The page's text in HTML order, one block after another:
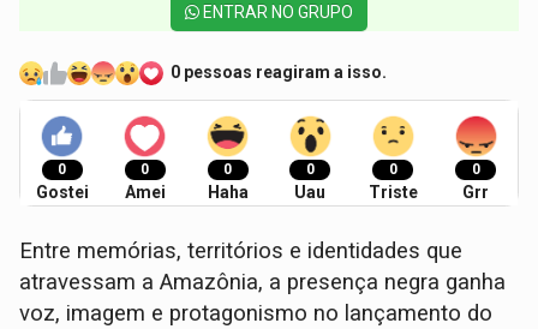
ENTRAR NO GRUPO
0 pessoas reagiram a isso.
0
Gostei
0
Amei
0
Haha
0
Uau
0
Triste
0
Grr
Entre memórias, territórios e identidades que
atravessam a Amazônia, a presença negra ganha
voz, imagem e protagonismo no lançamento do